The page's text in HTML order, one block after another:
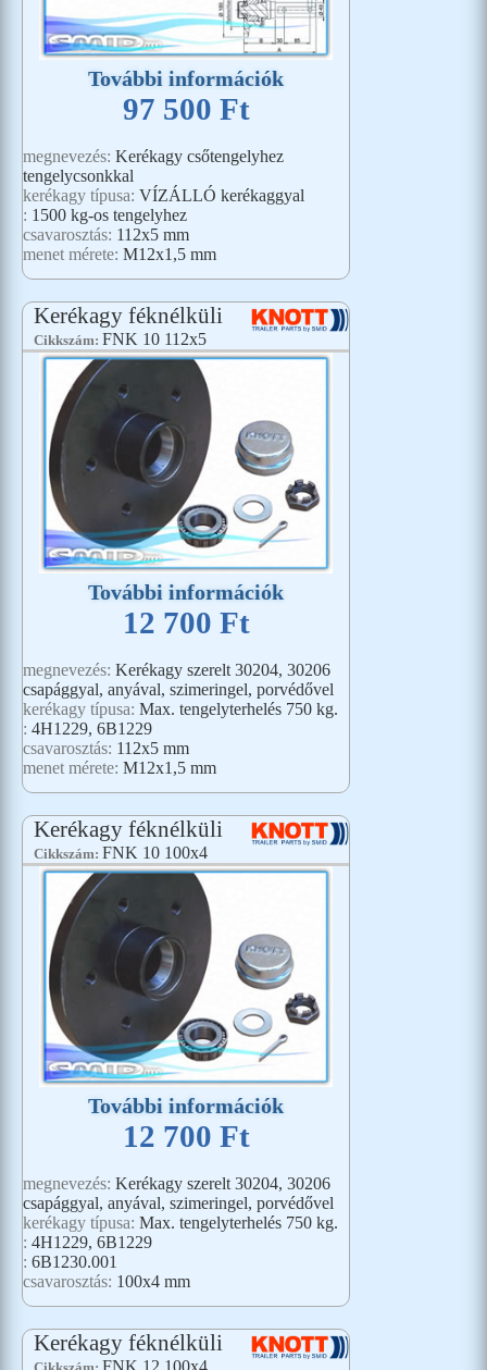
További információk
97 500 Ft
megnevezés: Kerékagy csőtengelyhez
tengelycsonkkal
kerékagy típusa: VÍZÁLLÓ kerékaggyal
: 1500 kg-os tengelyhez
csavarosztás: 112x5 mm
menet mérete: M12x1,5 mm
Kerékagy féknélküli
Cikkszám: FNK 10 112x5
További információk
12 700 Ft
megnevezés: Kerékagy szerelt 30204, 30206
csapággyal, anyával, szimeringel, porvédővel
kerékagy típusa: Max. tengelyterhelés 750 kg.
: 4H1229, 6B1229
csavarosztás: 112x5 mm
menet mérete: M12x1,5 mm
Kerékagy féknélküli
Cikkszám: FNK 10 100x4
További információk
12 700 Ft
megnevezés: Kerékagy szerelt 30204, 30206
csapággyal, anyával, szimeringel, porvédővel
kerékagy típusa: Max. tengelyterhelés 750 kg.
: 4H1229, 6B1229
: 6B1230.001
csavarosztás: 100x4 mm
Kerékagy féknélküli
FNK 12 100x4